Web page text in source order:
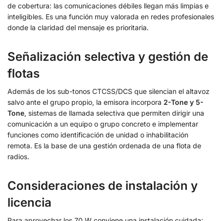
de cobertura: las comunicaciones débiles llegan más limpias e
inteligibles. Es una función muy valorada en redes profesionales
donde la claridad del mensaje es prioritaria.
Señalización selectiva y gestión de
flotas
Además de los sub-tonos CTCSS/DCS que silencian el altavoz
salvo ante el grupo propio, la emisora incorpora 2-Tone y 5-
Tone, sistemas de llamada selectiva que permiten dirigir una
comunicación a un equipo o grupo concreto e implementar
funciones como identificación de unidad o inhabilitación
remota. Es la base de una gestión ordenada de una flota de
radios.
Consideraciones de instalación y
licencia